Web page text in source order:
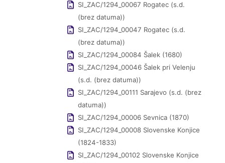
SI_ZAC/1294_00067 Rogatec (s.d.
(brez datuma))
SI_ZAC/1294_00047 Rogatec (s.d.
(brez datuma))
SI_ZAC/1294_00084 Šalek (1680)
SI_ZAC/1294_00046 Šalek pri Velenju
(s.d. (brez datuma))
SI_ZAC/1294_00111 Sarajevo (s.d. (brez
datuma))
SI_ZAC/1294_00006 Sevnica (1870)
SI_ZAC/1294_00008 Slovenske Konjice
(1824-1833)
SI_ZAC/1294_00102 Slovenske Konjice